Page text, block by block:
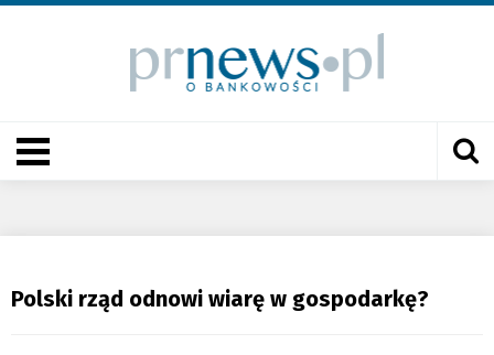
Polski rząd odnowi wiarę w gospodarkę?